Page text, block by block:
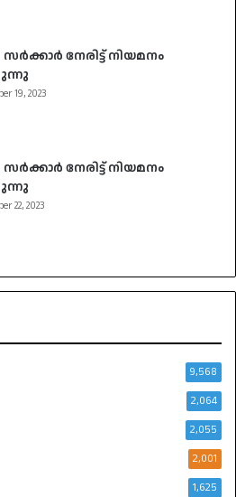
നേരിട്ട് നിയമനം
19, 2023
നേരിട്ട് നിയമനം
22, 2023
9,568
2,064
2,055
2,001
1,625